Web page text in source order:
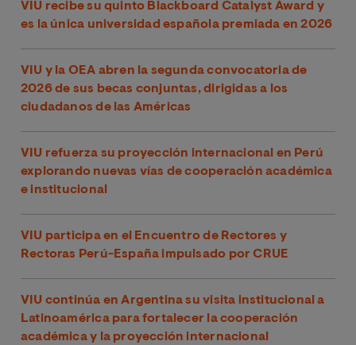
VIU recibe su quinto Blackboard Catalyst Award y
es la única universidad española premiada en 2026
VIU y la OEA abren la segunda convocatoria de
2026 de sus becas conjuntas, dirigidas a los
ciudadanos de las Américas
VIU refuerza su proyección internacional en Perú
explorando nuevas vías de cooperación académica
e institucional
VIU participa en el Encuentro de Rectores y
Rectoras Perú-España impulsado por CRUE
VIU continúa en Argentina su visita institucional a
Latinoamérica para fortalecer la cooperación
académica y la proyección internacional